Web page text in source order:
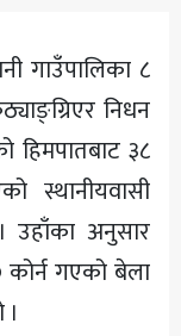
गाउँपालिका ८
निधन
३८
स्थानीयवासी
उहाँका अनुसार
गएको बेला